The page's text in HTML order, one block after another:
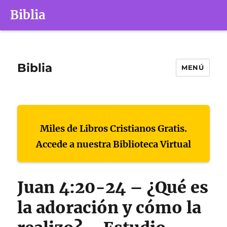
Biblia
Biblia MENÚ
Miles de Libros Cristianos Gratis.
Accede a nuestra Biblioteca Virtual
Juan 4:20-24 – ¿Qué es
la adoración y cómo la